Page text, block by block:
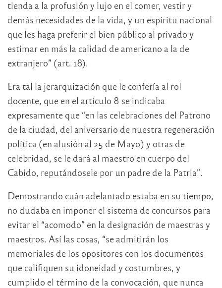
tienda a la profusión y lujo en el comer, vestir y
demás necesidades de la vida, y un espíritu nacional
que les haga preferir el bien público al privado y
estimar en más la calidad de americano a la de
extranjero” (art. 18).
Era tal la jerarquización que le confería al rol
docente, que en el artículo 8 se indicaba
expresamente que “en las celebraciones del Patrono
de la ciudad, del aniversario de nuestra regeneración
política (en alusión al 25 de Mayo) y otras de
celebridad, se le dará al maestro en cuerpo del
Cabido, reputándosele por un padre de la Patria”.
Demostrando cuán adelantado estaba en su tiempo,
no dudaba en imponer el sistema de concursos para
evitar el “acomodo” en la designación de maestras y
maestros. Así las cosas, “se admitirán los
memoriales de los opositores con los documentos
que califiquen su idoneidad y costumbres, y
cumplido el término de la convocación, que nunca